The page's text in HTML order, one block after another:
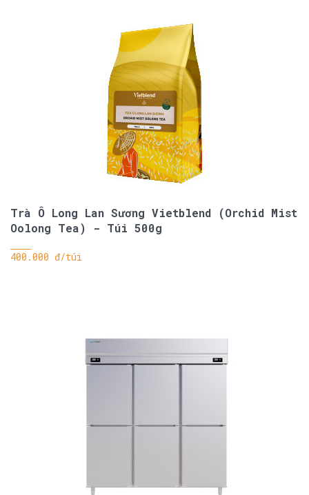
Trà Ô Long Lan Sương Vietblend (Orchid Mist
Oolong Tea) - Túi 500g
400.000 đ/túi